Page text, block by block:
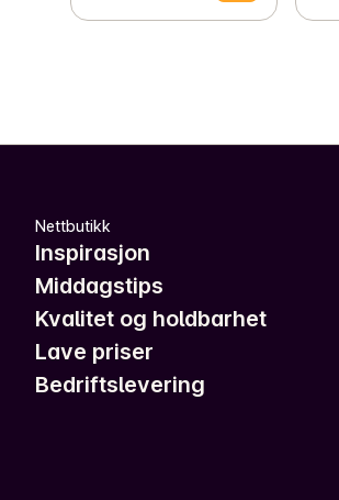
Nettbutikk
Inspirasjon
Middagstips
Kvalitet og holdbarhet
Lave priser
Bedriftslevering